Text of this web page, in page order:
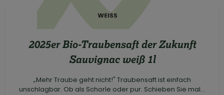
2025er Bio-Traubensaft der Zukunft
Sauvignac weiß 1l
„Mehr Traube geht nicht!" Traubensaft ist einfach
unschlagbar. Ob als Schorle oder pur. Schieben Sie mal...